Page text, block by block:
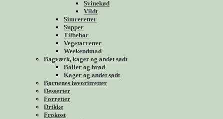
Svinekød
Vildt
Simreretter
Supper
Tilbehør
Vegetarretter
Weekendmad
Bagværk, kager og andet sødt
Boller og brød
Kager og andet sødt
Børnenes favoritretter
Desserter
Forretter
Drikke
Frokost